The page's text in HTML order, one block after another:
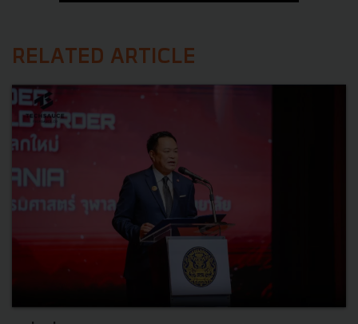
RELATED ARTICLE